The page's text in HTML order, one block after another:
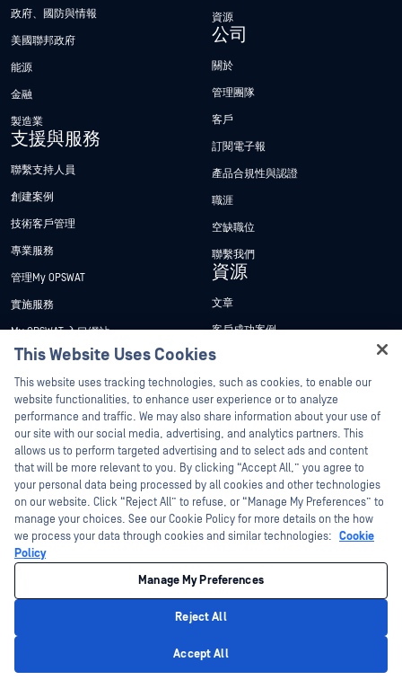
政府、國防與情報
美國聯邦政府
能源
金融
製造業
支援與服務
聯繫支持人員
創建案例
技術客戶管理
專業服務
管理My OPSWAT
實施服務
My OPSWAT 入口網站
技術檔案
訓練
漏洞通報計畫
合作夥伴
認證
技術合作夥伴
管道合作夥伴計劃
資源
公司
關於
管理團隊
客戶
訂閱電子報
產品合規性與認證
職涯
空缺職位
聯繫我們
資源
文章
客戶成功案例
新聞稿
新聞報導
網路研討會
產品型錄
白皮書
免費工具
©2026OPSWAT . 保留所有權利。OPSWAT、MetaDefender、Metascan、
MetaAccess、OPSWAT 、Trust no File. Trust No Device.、OPSWAT 、Protecting the
World's Critical Infrastructure、Deep CDR™ Technology、InQuest、InQuest標誌、
DFI、RetroHunt、Deep File Inspection 及 Join the Hunt 均為OPSWAT 之商標。第三
管理 Cookie 偏好
This Website Uses Cookies
This website uses tracking technologies, such as cookies, to enable our
website functionalities, to enhance user experience or to analyze
performance and traffic. We may also share information about your use of
our site with our social media, advertising, and analytics partners. This
allows us to perform targeted advertising and to select ads and content
that will be more relevant to you. By clicking “Accept All,” you agree to
your personal data being processed by all cookies and other technologies
on our website. Click “Reject All” to refuse, or “Manage My Preferences” to
manage your choices. See our Cookie Policy for more details on the how
we process your data through cookies and similar technologies: Cookie
Policy
Manage My Preferences
Reject All
Accept All
Hey there!
I'm Ozzy, your OPSWAT virtual assistant.
How can I help you secure what's critical
today?